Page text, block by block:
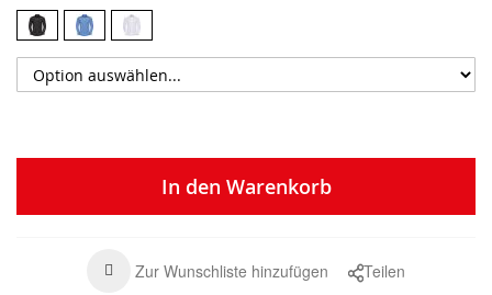
In den Warenkorb
Zur Wunschliste hinzufügen Teilen